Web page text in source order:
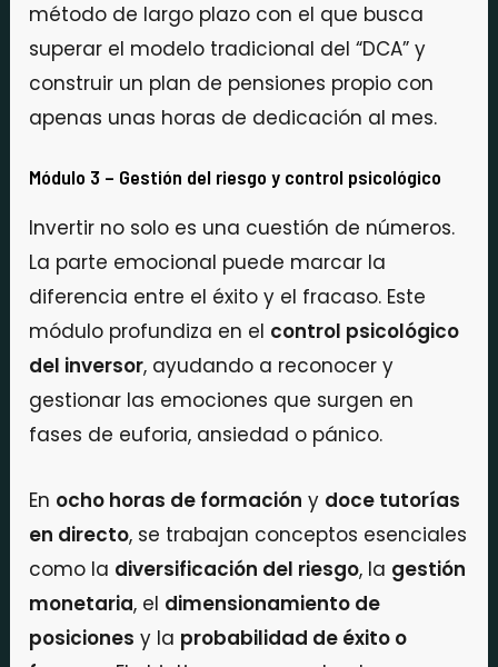
método de largo plazo con el que busca
superar el modelo tradicional del “DCA” y
construir un plan de pensiones propio con
apenas unas horas de dedicación al mes.
Módulo 3 – Gestión del riesgo y control psicológico
Invertir no solo es una cuestión de números.
La parte emocional puede marcar la
diferencia entre el éxito y el fracaso. Este
módulo profundiza en el control psicológico
del inversor, ayudando a reconocer y
gestionar las emociones que surgen en
fases de euforia, ansiedad o pánico.
En ocho horas de formación y doce tutorías
en directo, se trabajan conceptos esenciales
como la diversificación del riesgo, la gestión
monetaria, el dimensionamiento de
posiciones y la probabilidad de éxito o